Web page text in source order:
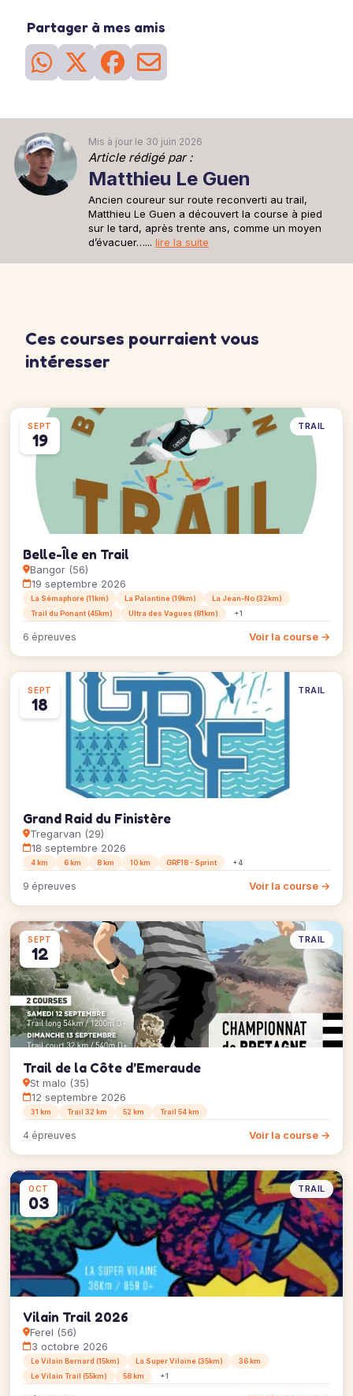
attend en général autour des km 25-30 d'un marathon.
Partager à mes amis
Mis à jour le 30 juin 2026
Article rédigé par :
Matthieu Le Guen
Ancien coureur sur route reconverti au trail,
Matthieu Le Guen a découvert la course à pied
sur le tard, après trente ans, comme un moyen
d’évacuer…... lire la suite
Ces courses pourraient vous
intéresser
SEPT
19
TRAIL
Belle-Île en Trail
Bangor (56)
19 septembre 2026
La Sémaphore (11km) La Palantine (19km)
La Jean-No (32km)
Trail du Ponant (45km)
Ultra des Vagues (81km) +1
6 épreuves Voir la course →
SEPT
18
TRAIL
Grand Raid du Finistère
Tregarvan (29)
18 septembre 2026
4 km 6 km 8 km 10 km GRF18 - Sprint +4
9 épreuves Voir la course →
SEPT
12
TRAIL
Trail de la Côte d’Emeraude
St malo (35)
12 septembre 2026
31 km Trail 32 km 52 km Trail 54 km
4 épreuves Voir la course →
OCT
03
TRAIL
Vilain Trail 2026
Ferel (56)
3 octobre 2026
Le Vilain Bernard (15km) La Super Vilaine (35km)
36 km
Le Vilain Trail (55km)
58 km +1